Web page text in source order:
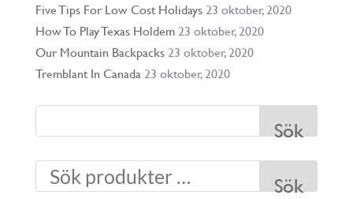
Five Tips For Low Cost Holidays 23 oktober, 2020
How To Play Texas Holdem 23 oktober, 2020
Our Mountain Backpacks 23 oktober, 2020
Tremblant In Canada 23 oktober, 2020
Sök
Sök